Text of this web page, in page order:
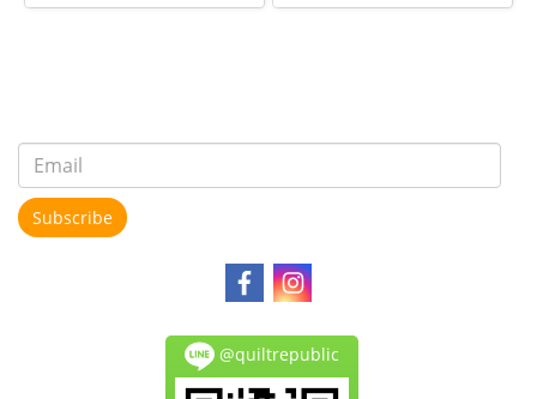
Subscribe
@quiltrepublic